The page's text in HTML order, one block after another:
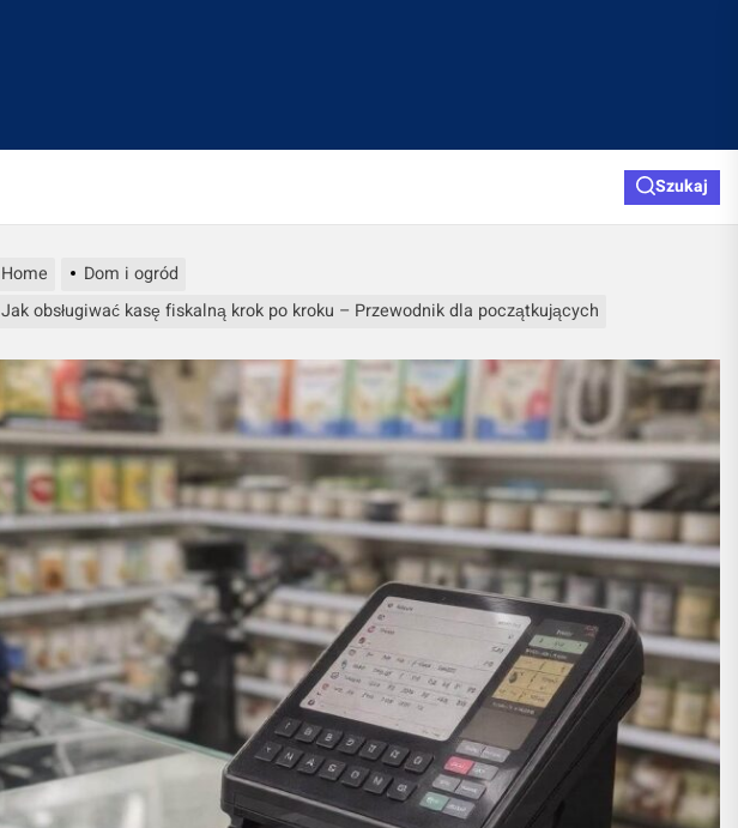
Szukaj
Home
Dom i ogród
Jak obsługiwać kasę fiskalną krok po kroku – Przewodnik dla początkujących